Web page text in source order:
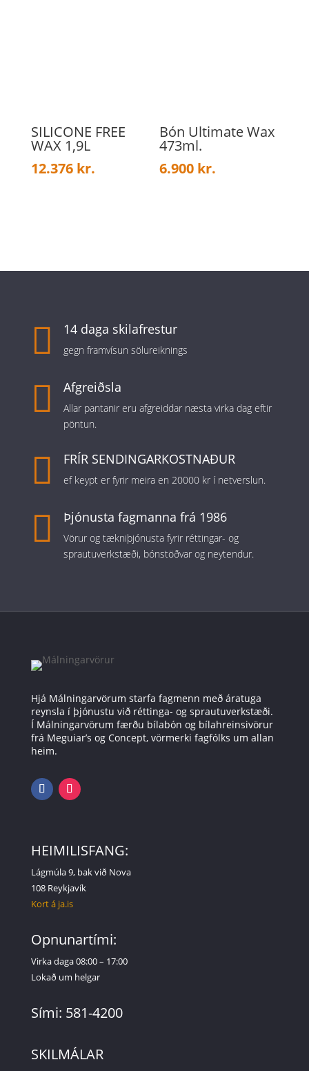
SILICONE FREE
WAX 1,9L
12.376 kr.
Bón Ultimate Wax
473ml.
6.900 kr.
 14 daga skilafrestur
gegn framvísun sölureiknings
 Afgreiðsla
Allar pantanir eru afgreiddar næsta virka dag eftir
pöntun.
 FRÍR SENDINGARKOSTNAÐUR
ef keypt er fyrir meira en 20000 kr í netverslun.
 Þjónusta fagmanna frá 1986
Vörur og tækniþjónusta fyrir réttingar- og
sprautuverkstæði, bónstöðvar og neytendur.
Hjá Málningarvörum starfa fagmenn með áratuga
reynsla í þjónustu við réttinga- og sprautuverkstæði.
Í Málningarvörum færðu bílabón og bílahreinsivörur
frá Meguiar’s og Concept, vörmerki fagfólks um allan
heim.
HEIMILISFANG:
Lágmúla 9, bak við Nova
108 Reykjavík
Kort á ja.is
Opnunartími:
Virka daga 08:00 – 17:00
Lokað um helgar
Sími: 581-4200
SKILMÁLAR